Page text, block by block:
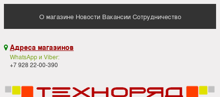
О магазине Новости Вакансии Сотрудничество
 Адреса магазинов
WhatsApp и Viber:
+7 928 22-00-390